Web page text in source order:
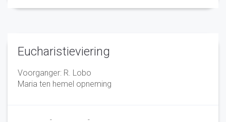
Eucharistieviering
Voorganger: R. Lobo
Maria ten hemel opneming
- -